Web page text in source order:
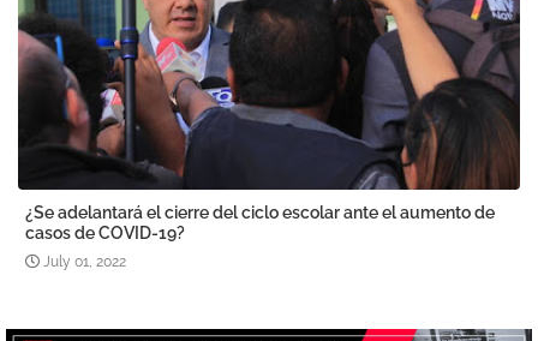
¿Se adelantará el cierre del ciclo escolar ante el aumento de
casos de COVID-19?
July 01, 2022